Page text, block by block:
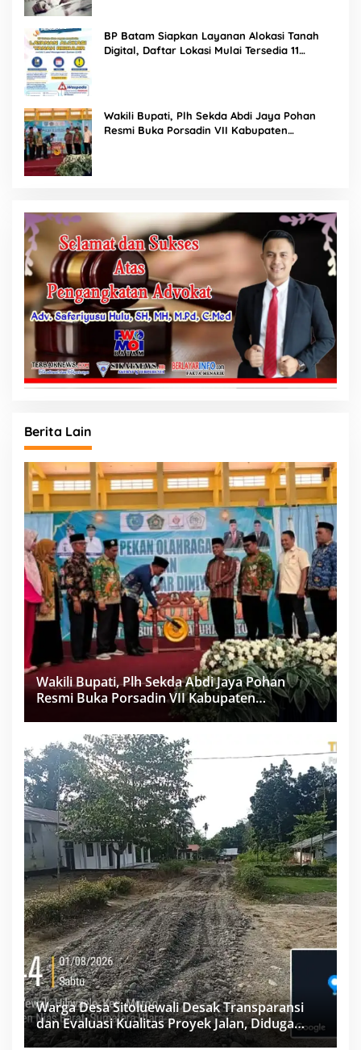
BP Batam Siapkan Layanan Alokasi Tanah
Digital, Daftar Lokasi Mulai Tersedia 11
Wakili Bupati, Plh Sekda Abdi Jaya Pohan
Resmi Buka Porsadin VII Kabupaten
Berita Lain
Wakili Bupati, Plh Sekda Abdi Jaya Pohan
Resmi Buka Porsadin VII Kabupaten
Warga Desa Sitoluewali Desak Transparansi
dan Evaluasi Kualitas Proyek Jalan, Diduga
Minim Informasi